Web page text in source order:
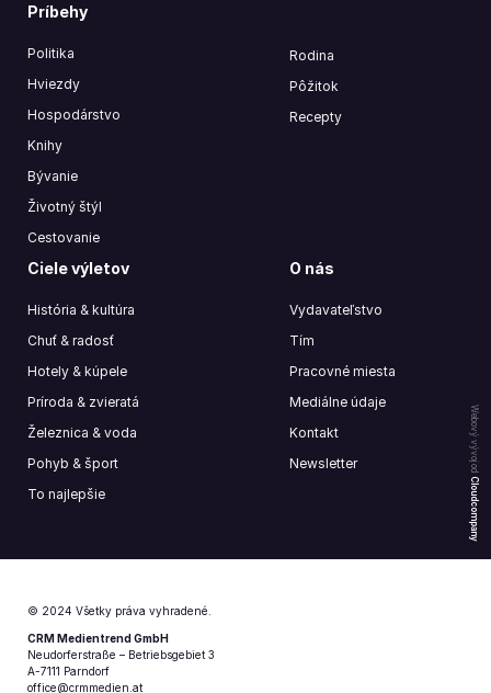
Webový vývoj od
Cloudcompany
Príbehy
Politika
Hviezdy
Hospodárstvo
Knihy
Bývanie
Životný štýl
Cestovanie
Rodina
Pôžitok
Recepty
Ciele výletov
História & kultúra
Chuť & radosť
Hotely & kúpele
Príroda & zvieratá
Železnica & voda
Pohyb & šport
To najlepšie
O nás
Vydavateľstvo
Tím
Pracovné miesta
Mediálne údaje
Kontakt
Newsletter
© 2024 Všetky práva vyhradené.
CRM Medientrend GmbH
Neudorferstraße – Betriebsgebiet 3
A-7111 Parndorf
office@crmmedien.at